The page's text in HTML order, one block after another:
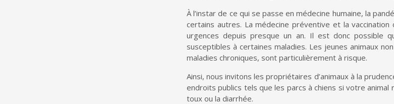
À l’instar de ce qui se passe en médecine humaine, la
certains autres. La médecine préventive et la vaccination
urgences depuis presqueun an. Il est donc possible
susceptibles à certaines maladies. Les jeunes animauxnon
maladies chroniques, sont particulièrement à risque.
Ainsi, nous invitons les propriétaires d’animaux à la
endroits publics tels que les parcs à chiens si votre animal
toux ou la diarrhée.